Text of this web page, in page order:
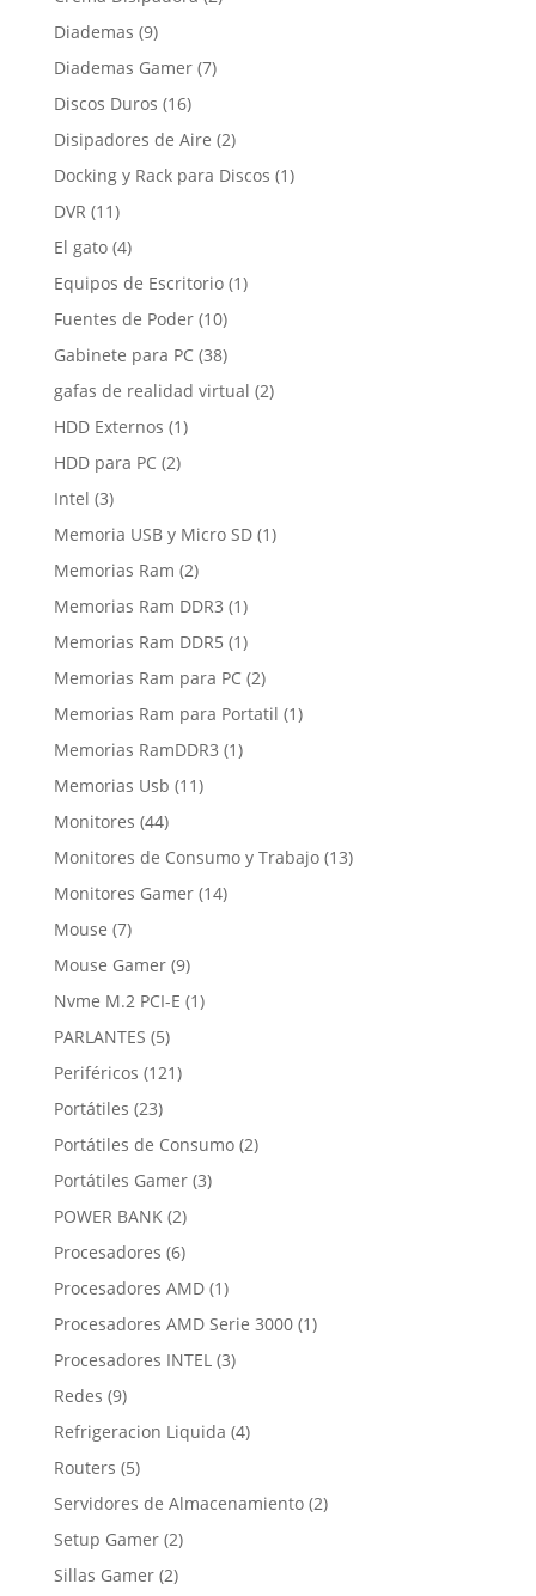
Diademas 99
productos
Diademas Gamer 77
Discos Duros 1616
productos
Disipadores de Aire 22
productos
Docking y Rack para Discos 11
DVR 1111
productos
El gato 44
productos
Equipos de Escritorio 11
Fuentes de Poder 1010
productos
Gabinete para PC 3838
productos
gafas de realidad virtual 22
HDD Externos 11
HDD para PC 22
Intel 33
productos
Memoria USB y Micro SD 11
Memorias Ram 22
productos
Memorias Ram DDR3 11
producto
Memorias Ram DDR5 11
producto
Memorias Ram para PC 22
productos
Memorias Ram para Portatil 11
Memorias RamDDR3 11
Memorias Usb 1111
Monitores 4444
productos
Monitores de Consumo y Trabajo 1313
Monitores Gamer 1414
Mouse 77
productos
Mouse Gamer 99
productos
Nvme M.2 PCI-E 11
PARLANTES 55
productos
Periféricos 121121
Portátiles 2323
productos
Portátiles de Consumo 22
Portátiles Gamer 33
POWER BANK 22
productos
Procesadores 66
productos
Procesadores AMD 11
producto
Procesadores AMD Serie 3000 11
Procesadores INTEL 33
Redes 99
productos
Refrigeracion Liquida 44
Routers 55
productos
Servidores de Almacenamiento 22
Setup Gamer 22
Sillas Gamer 22